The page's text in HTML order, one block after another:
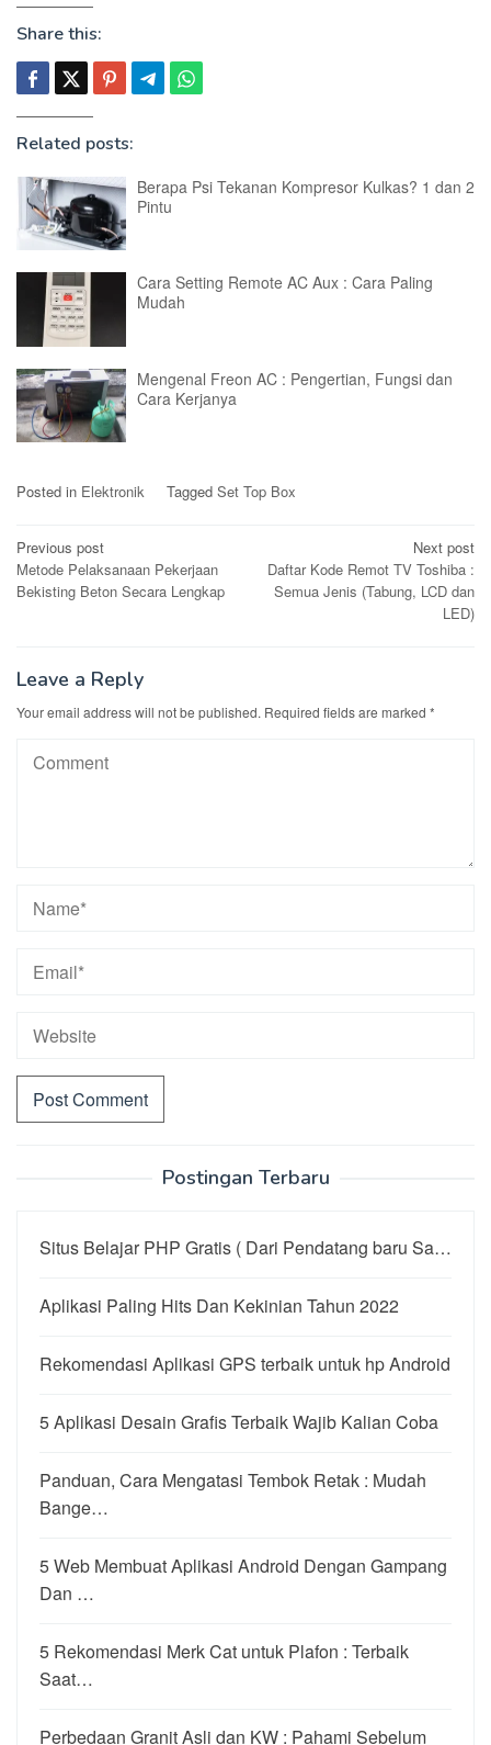
Share this:
Related posts:
Berapa Psi Tekanan Kompresor Kulkas? 1 dan 2
Pintu
Cara Setting Remote AC Aux : Cara Paling
Mudah
Mengenal Freon AC : Pengertian, Fungsi dan
Cara Kerjanya
Posted in Elektronik Tagged Set Top Box
Post
navigation
Previous post
Metode Pelaksanaan Pekerjaan
Bekisting Beton Secara Lengkap
Next post
Daftar Kode Remot TV Toshiba :
Semua Jenis (Tabung, LCD dan
LED)
Leave a Reply
Your email address will not be published. Required fields are marked *
Postingan Terbaru
Situs Belajar PHP Gratis ( Dari Pendatang baru Sa…
Aplikasi Paling Hits Dan Kekinian Tahun 2022
Rekomendasi Aplikasi GPS terbaik untuk hp Android
5 Aplikasi Desain Grafis Terbaik Wajib Kalian Coba
Panduan, Cara Mengatasi Tembok Retak : Mudah
Bange…
5 Web Membuat Aplikasi Android Dengan Gampang
Dan …
5 Rekomendasi Merk Cat untuk Plafon : Terbaik
Saat…
Perbedaan Granit Asli dan KW : Pahami Sebelum